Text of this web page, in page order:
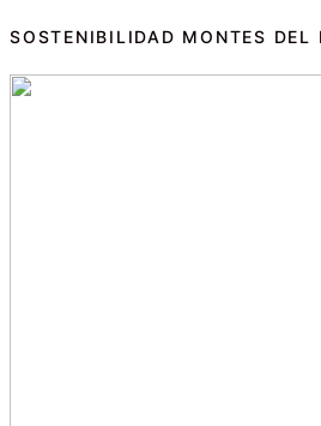
SOSTENIBILIDAD MONTES DEL